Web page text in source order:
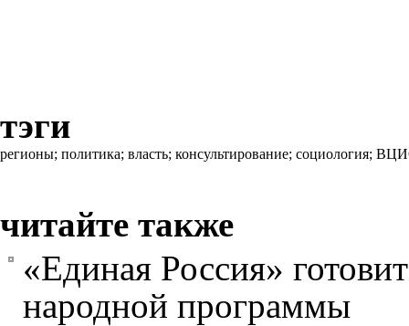
тэги
регионы; политика; власть; консультирование; социология;
читайте также
«Единая Россия»
народной программы